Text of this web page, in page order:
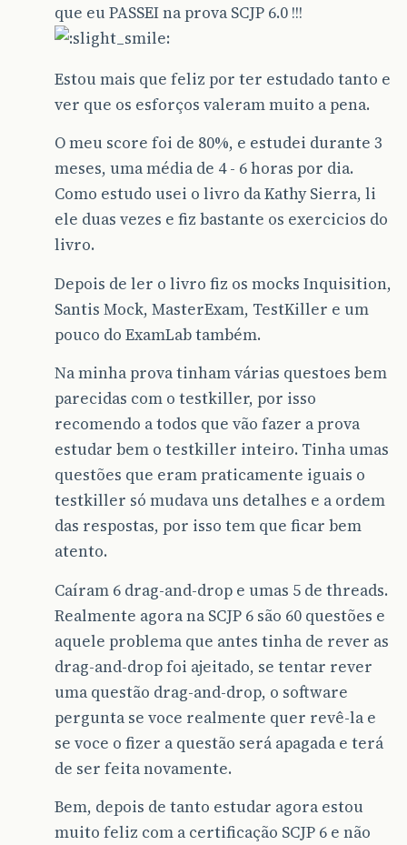
que eu PASSEI na prova SCJP 6.0 !!!
Estou mais que feliz por ter estudado tanto e
ver que os esforços valeram muito a pena.
O meu score foi de 80%, e estudei durante 3
meses, uma média de 4 - 6 horas por dia.
Como estudo usei o livro da Kathy Sierra, li
ele duas vezes e fiz bastante os exercicios do
livro.
Depois de ler o livro fiz os mocks Inquisition,
Santis Mock, MasterExam, TestKiller e um
pouco do ExamLab também.
Na minha prova tinham várias questoes bem
parecidas com o testkiller, por isso
recomendo a todos que vão fazer a prova
estudar bem o testkiller inteiro. Tinha umas
questões que eram praticamente iguais o
testkiller só mudava uns detalhes e a ordem
das respostas, por isso tem que ficar bem
atento.
Caíram 6 drag-and-drop e umas 5 de threads.
Realmente agora na SCJP 6 são 60 questões e
aquele problema que antes tinha de rever as
drag-and-drop foi ajeitado, se tentar rever
uma questão drag-and-drop, o software
pergunta se voce realmente quer revê-la e
se voce o fizer a questão será apagada e terá
de ser feita novamente.
Bem, depois de tanto estudar agora estou
muito feliz com a certificação SCJP 6 e não